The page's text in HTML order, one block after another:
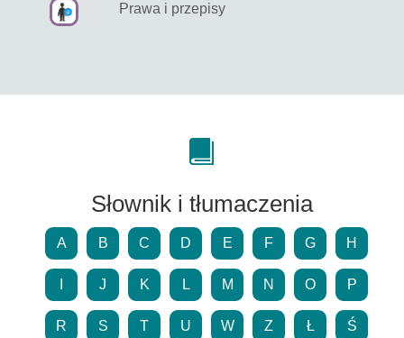
Prawa i przepisy
Słownik i tłumaczenia
A B C D E F G H
J K L M N O P
R S T U W Z Ł Ś